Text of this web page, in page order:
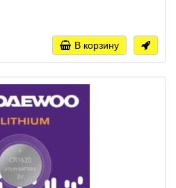
В корзину